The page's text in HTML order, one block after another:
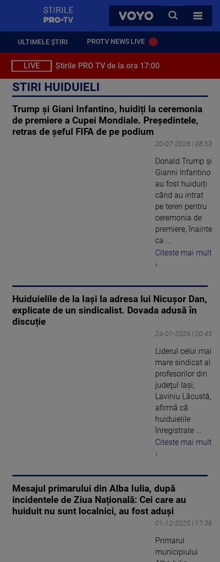
VOYO
CAUTA
TOATE
ULTIMELE ȘTIRI PROTV NEWS LIVE
LIVE Știrile PRO TV de la ora 17:00
STIRI HUIDUIELI
Trump și Giani Infantino, huidiți la ceremonia
de premiere a Cupei Mondiale. Președintele,
retras de șeful FIFA de pe podium
20-07-2026 | 08:53
Donald Trump și
Gianni Infantino
au fost huiduiți
când au intrat
pe teren pentru
ceremonia de
premiere, înainte
ca ...
Citeste mai mult
›
Huiduielile de la Iași la adresa lui Nicușor Dan,
explicate de un sindicalist. Dovada adusă în
discuție
24-01-2026 | 20:45
Liderul celui mai
mare sindicat al
profesorilor din
judeţul Iaşi,
Laviniu Lăcustă,
afirmă că
huiduielile
înregistrate ...
Citeste mai mult
›
Mesajul primarului din Alba Iulia, după
incidentele de Ziua Națională: Cei care au
huiduit nu sunt localnici, au fost aduși
01-12-2025 | 17:36
Primarul
municipiului